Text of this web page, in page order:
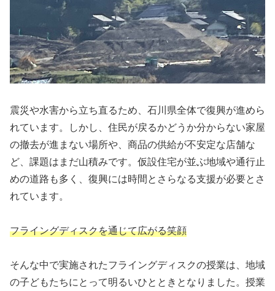
震災や水害から立ち直るため、石川県全体で復興が進めら
れています。しかし、住民が戻るかどうか分からない家屋
の撤去が進まない場所や、商品の供給が不安定な店舗な
ど、課題はまだ山積みです。仮設住宅が並ぶ地域や通行止
めの道路も多く、復興には時間とさらなる支援が必要とさ
れています。
フライングディスクを通じて広がる笑顔
そんな中で実施されたフライングディスクの授業は、地域
の子どもたちにとって明るいひとときとなりました。授業